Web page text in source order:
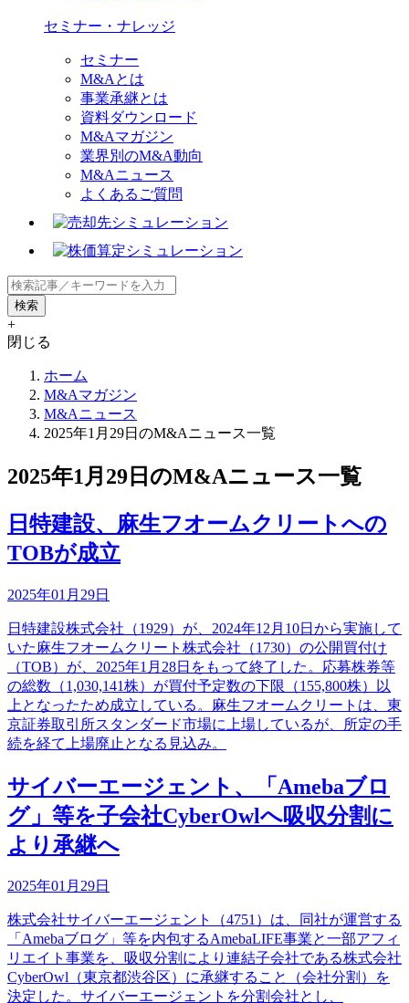
セミナー・ナレッジ
セミナー
M&Aとは
事業承継とは
資料ダウンロード
M&Aマガジン
業界別のM&A動向
M&Aニュース
よくあるご質問
+
閉じる
ホーム
M&Aマガジン
M&Aニュース
2025年1月29日のM&Aニュース一覧
2025年1月29日のM&Aニュース一覧
日特建設、麻生フオームクリートへの
TOBが成立
2025年01月29日
日特建設株式会社（1929）が、2024年12月10日から実施して
いた麻生フオームクリート株式会社（1730）の公開買付け
（TOB）が、2025年1月28日をもって終了した。応募株券等
の総数（1,030,141株）が買付予定数の下限（155,800株）以
上となったため成立している。麻生フオームクリートは、東
京証券取引所スタンダード市場に上場しているが、所定の手
続を経て上場廃止となる見込み。
サイバーエージェント、「Amebaブロ
グ」等を子会社CyberOwlへ吸収分割に
より承継へ
2025年01月29日
株式会社サイバーエージェント（4751）は、同社が運営する
「Amebaブログ」等を内包するAmebaLIFE事業と一部アフィ
リエイト事業を、吸収分割により連結子会社である株式会社
CyberOwl（東京都渋谷区）に承継すること（会社分割）を
決定した。サイバーエージェントを分割会社とし、